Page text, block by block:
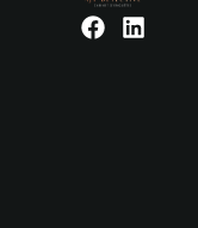
F
L